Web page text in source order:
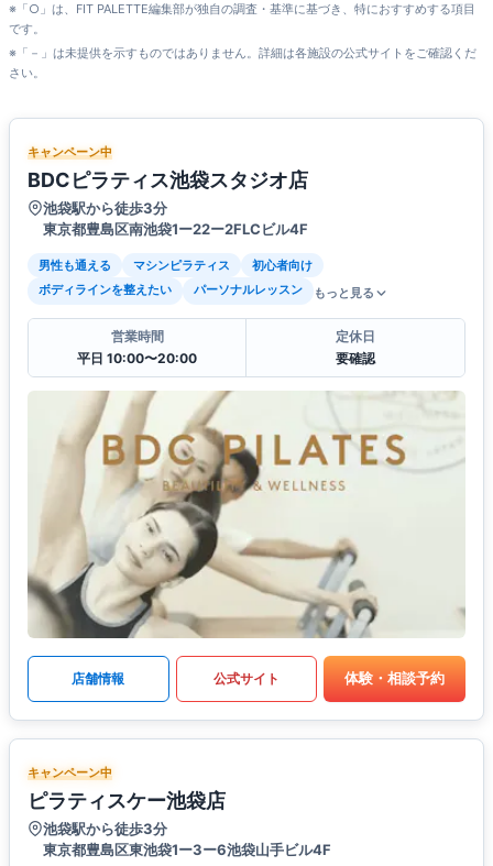
※「○」は、FIT PALETTE編集部が独自の調査・基準に基づき、特におすすめする項目
です。
※「－」は未提供を示すものではありません。詳細は各施設の公式サイトをご確認くだ
さい。
キャンペーン中
BDCピラティス池袋スタジオ店
池袋駅から徒歩3分
東京都豊島区南池袋1ー22ー2FLCビル4F
男性も通える マシンピラティス
初心者向け
ボディラインを整えたい
パーソナルレッスン もっと見る
営業時間
平日 10:00〜20:00
定休日
要確認
店舗情報 公式サイト 体験・相談予約
キャンペーン中
ピラティスケー池袋店
池袋駅から徒歩3分
東京都豊島区東池袋1ー3ー6池袋山手ビル4F